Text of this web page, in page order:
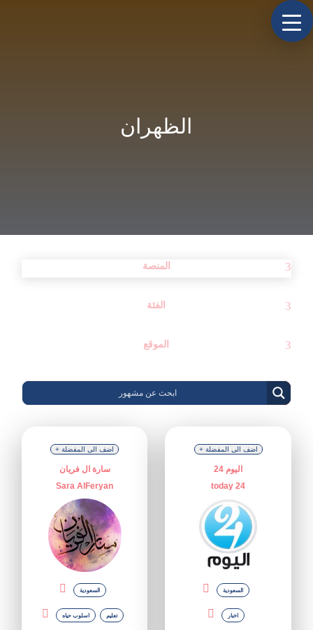
الظهران
المنصة
الفئة
الموقع
+ اضف الى المفضلة
سارة ال فريان
Sara AlFeryan
السعودية
اسلوب حياه تعليم
+ اضف الى المفضلة
اليوم 24
today 24
السعودية
اخبار